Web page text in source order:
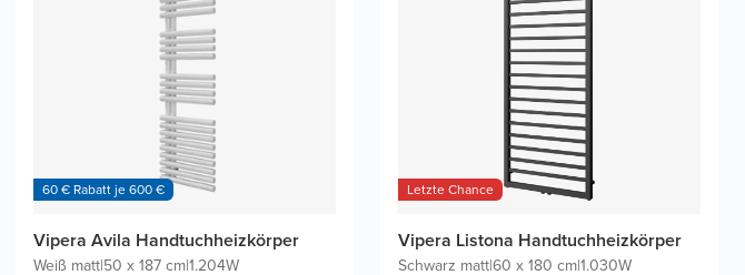
60 € Rabatt je 600 €
Vipera Avila Handtuchheizkörper
Weiß matt|50 x 187 cm|1.204W
Letzte Chance
Vipera Listona Handtuchheizkörper
Schwarz matt|60 x 180 cm|1.030W